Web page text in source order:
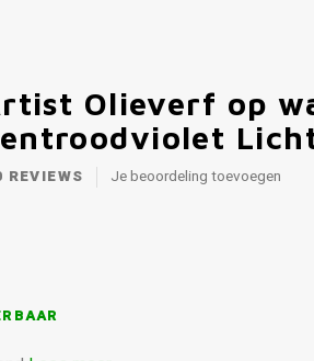
Olieverf op
REVIEWS Je beoordeling toevoegen